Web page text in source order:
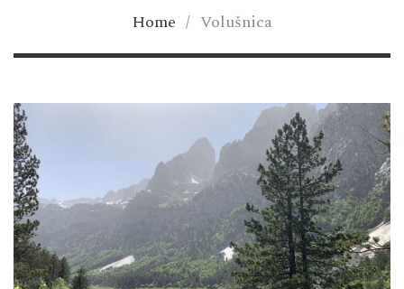
Home / Volušnica